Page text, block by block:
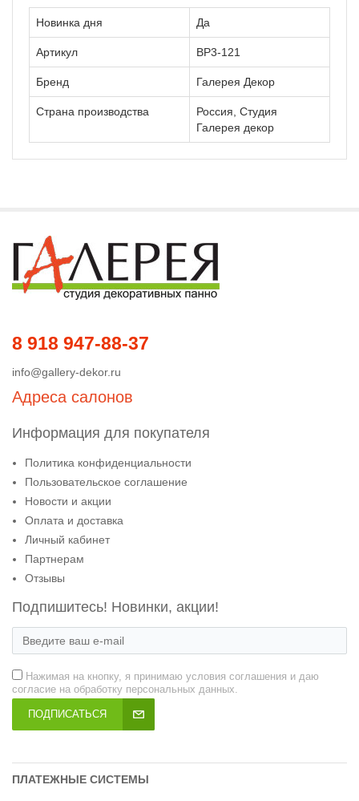
Новинка дня Да
Артикул ВР3-121
Бренд Галерея Декор
Страна производства
Россия, Студия
Галерея декор
8 918 947-88-37
info@gallery-dekor.ru
Адреса салонов
Информация для покупателя
Политика конфиденциальности
Пользовательское соглашение
Новости и акции
Оплата и доставка
Личный кабинет
Партнерам
Отзывы
Подпишитесь! Новинки, акции!
Нажимая на кнопку, я принимаю условия соглашения и даю
согласие на обработку персональных данных.
ПОДПИСАТЬСЯ
ПЛАТЕЖНЫЕ СИСТЕМЫ